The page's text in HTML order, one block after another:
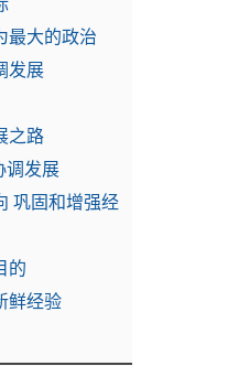
最大的政治
发展
之路
调发展
巩固和增强经
的
鲜经验